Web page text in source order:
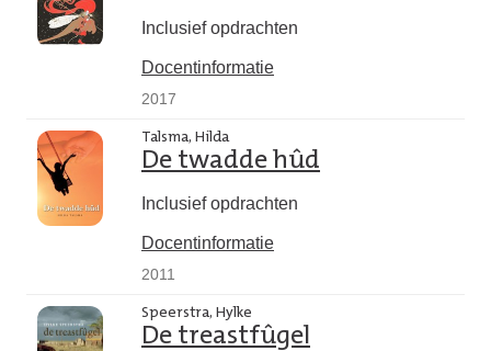
Inclusief opdrachten
Docentinformatie
2017
Talsma, Hilda
De twadde hûd
Inclusief opdrachten
Docentinformatie
2011
Speerstra, Hylke
De treastfûgel